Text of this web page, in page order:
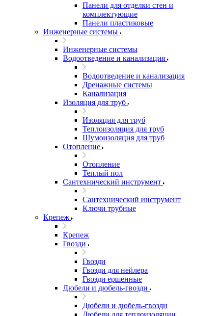
Панели для отделки стен и
комплектующие
Панели пластиковые
Инженерные системы
Инженерные системы
Водоотведение и канализация
Водоотведение и канализация
Дренажные системы
Канализация
Изоляция для труб
Изоляция для труб
Теплоизоляция для труб
Шумоизоляция для труб
Отопление
Отопление
Теплый пол
Сантехнический инструмент
Сантехнический инструмент
Ключи трубные
Крепеж
Крепеж
Гвозди
Гвозди
Гвозди для нейлера
Гвозди ершенные
Дюбели и дюбель-гвозди
Дюбели и дюбель-гвозди
Дюбели для теплоизоляции